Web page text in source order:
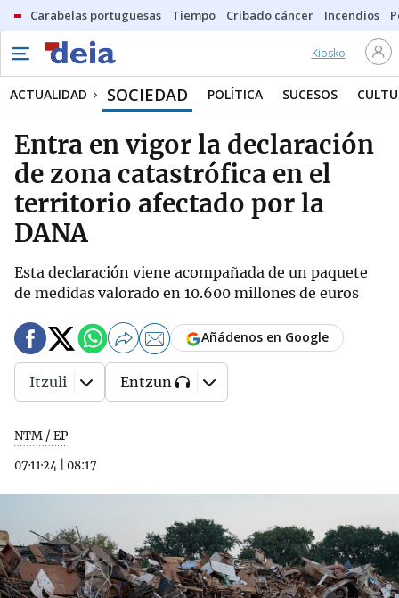
Carabelas portuguesas Tiempo Cribado cáncer Incendios
Kiosko
ACTUALIDAD SOCIEDAD POLÍTICA SUCESOS
Entra en vigor la declaración
de zona catastrófica en el
territorio afectado por la
DANA
Esta declaración viene acompañada de un paquete
de medidas valorado en 10.600 millones de euros
NTM / EP
07·11·24
08:17
Añádenos en Google
Itzuli Entzun